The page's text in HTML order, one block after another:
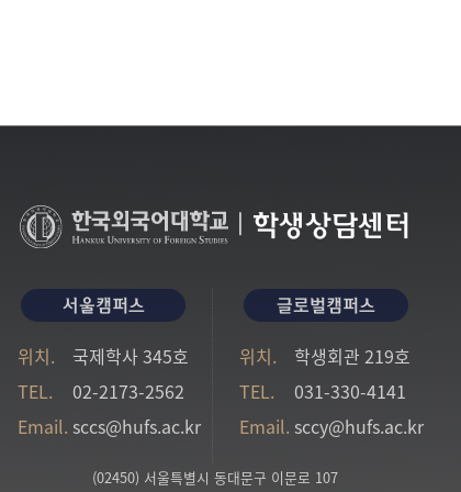
| 학생상담센터
서울캠퍼스
위치.
국제학사 345호
TEL.
02-2173-2562
Email. sccs@hufs.ac.kr
글로벌캠퍼스
위치.
학생회관 219호
TEL.
031-330-4141
Email. sccy@hufs.ac.kr
(02450) 서울특별시 동대문구 이문로 107